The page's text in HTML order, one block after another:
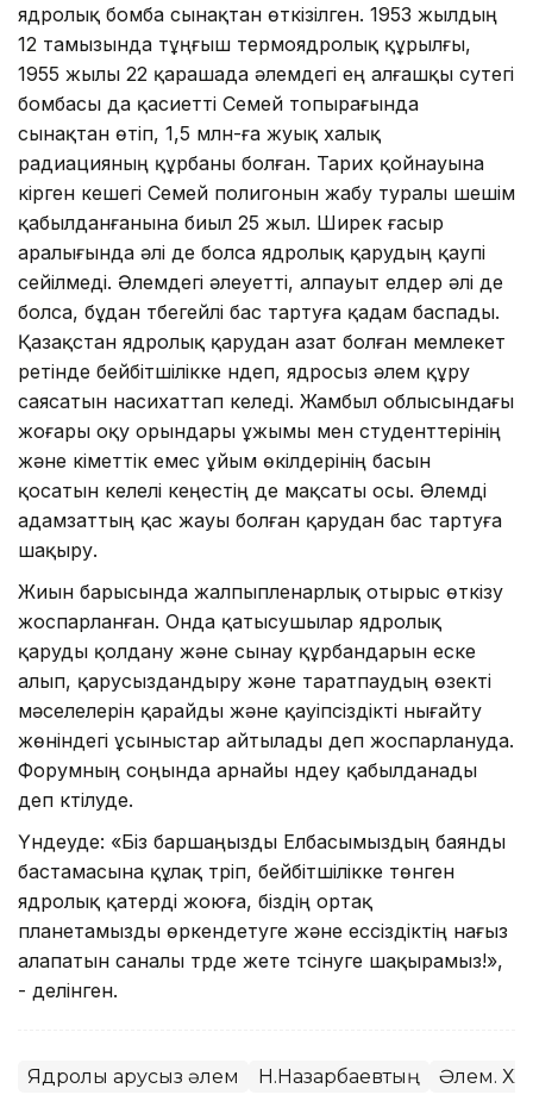
ядролық бомба сынақтан өткізілген. 1953 жылдың
12 тамызында тұңғыш термоядролық құрылғы,
1955 жылы 22 қарашада әлемдегі ең алғашқы сутегі
бомбасы да қасиетті Семей топырағында
сынақтан өтіп, 1,5 млн-ға жуық халық
радиацияның құрбаны болған. Тарих қойнауына
кірген кешегі Семей полигонын жабу туралы шешім
қабылданғанына биыл 25 жыл. Ширек ғасыр
аралығында әлі де болса ядролық қарудың қаупі
сейілмеді. Әлемдегі әлеуетті, алпауыт елдер әлі де
болса, бұдан түбегейлі бас тартуға қадам баспады.
Қазақстан ядролық қарудан азат болған мемлекет
ретінде бейбітшілікке үндеп, ядросыз әлем құру
саясатын насихаттап келеді. Жамбыл облысындағы
жоғары оқу орындары ұжымы мен студенттерінің
және үкіметтік емес ұйым өкілдерінің басын
қосатын келелі кеңестің де мақсаты осы. Әлемді
адамзаттың қас жауы болған қарудан бас тартуға
шақыру.
Жиын барысында жалпыпленарлық отырыс өткізу
жоспарланған. Онда қатысушылар ядролық
қаруды қолдану және сынау құрбандарын еске
алып, қарусыздандыру және таратпаудың өзекті
мәселелерін қарайды және қауіпсіздікті нығайту
жөніндегі ұсыныстар айтылады деп жоспарлануда.
Форумның соңында арнайы үндеу қабылданады
деп күтілуде.
Үндеуде: «Біз баршаңызды Елбасымыздың баянды
бастамасына құлақ түріп, бейбітшілікке төнген
ядролық қатерді жоюға, біздің ортақ
планетамызды өркендетуге және ессіздіктің нағыз
алапатын саналы түрде жете түсінуге шақырамыз!»,
- делінген.
Ядролық қарусыз әлем Н.Назарбаевтың Әлем.